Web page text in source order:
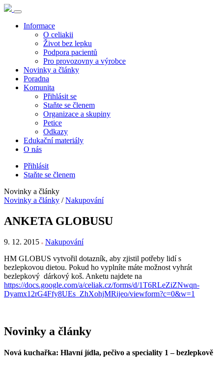
Informace
O celiakii
Život bez lepku
Podpora pacientů
Pro provozovny a výrobce
Novinky a články
Poradna
Komunita
Přihlásit se
Staňte se členem
Organizace a skupiny
Petice
Odkazy
Edukační materiály
O nás
Přihlásit
Staňte se členem
Novinky a články
Novinky a články / Nakupování
ANKETA GLOBUSU
9. 12. 2015
Nakupování
HM GLOBUS vytvořil dotazník, aby zjistil potřeby lidí s
bezlepkovou dietou. Pokud ho vyplníte máte možnost vyhrát
bezlepkový dárkový koš. Anketu najdete na
https://docs.google.com/a/celiak.cz/forms/d/1T6RLeZiZNwqn-
Dyamx12rG4Ffy8UEs_ZhXohjMRijeo/viewform?c=0&w=1
Novinky a články
Nová kuchařka: Hlavní jídla, pečivo a speciality 1 – bezlepkově